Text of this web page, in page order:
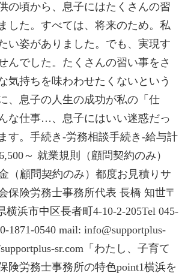
の頃から、息子にはたくさんの習
した。すべては、将来のため。私
い姿がありました。でも、実現す
んでした。たくさんの習い事をさ
気持ちを味わわせたくないという
、息子の人生の成功が私の「仕
な仕事…、息子にはいい迷惑だっ
す。手続き-労務相談手続き-給与計
～ 就業規則（顧問契約のみ）
（顧問契約のみ）都度お見積りサ
保険労務士事務所代表 長橋 知世〒
横浜市中区長者町4-10-2-205Tel 045-
1871-0540 mail: info@supportplus-
sr.com「わたし、子育て
険労務士事務所の特色point1横浜を